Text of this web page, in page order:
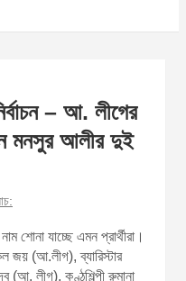
– আ. লীগের
মনসুর আলীর দুই